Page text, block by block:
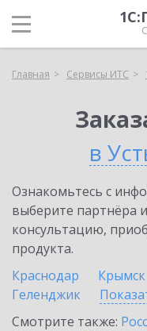
Главная Сервисы ИТС
в
Ознакомьтесь с
выберите партнёра
консультацию,
продукта.
Краснодар
Крымск
Геленджик
Смотрите также: